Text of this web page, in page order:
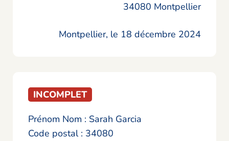
34080 Montpellier
Montpellier, le 18 décembre 2024
INCOMPLET
Prénom Nom : Sarah Garcia
Code postal : 34080